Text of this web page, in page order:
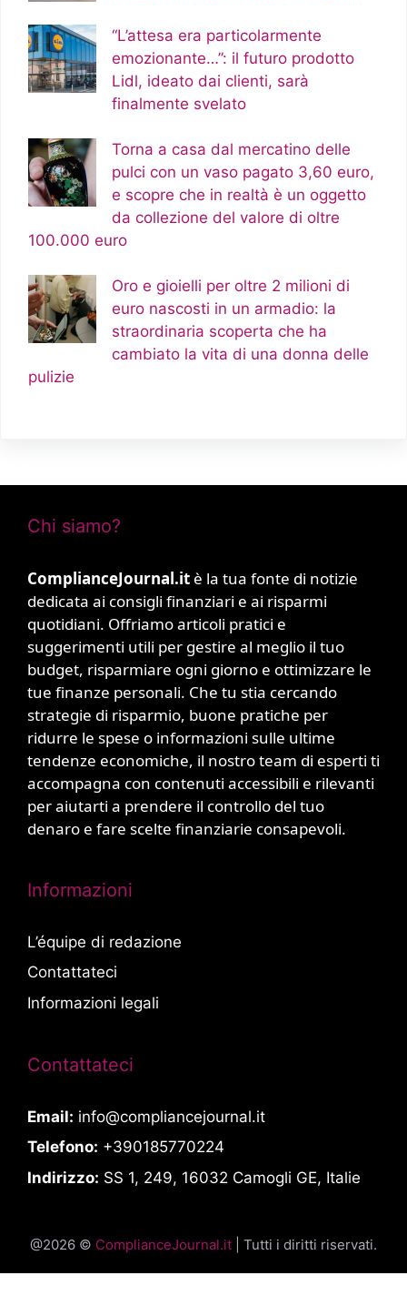
“L’attesa era particolarmente
emozionante…”: il futuro prodotto
Lidl, ideato dai clienti, sarà
finalmente svelato
Torna a casa dal mercatino delle
pulci con un vaso pagato 3,60 euro,
e scopre che in realtà è un oggetto
da collezione del valore di oltre
100.000 euro
Oro e gioielli per oltre 2 milioni di
euro nascosti in un armadio: la
straordinaria scoperta che ha
cambiato la vita di una donna delle
pulizie
Chi siamo?
ComplianceJournal.it è la tua fonte di notizie
dedicata ai consigli finanziari e ai risparmi
quotidiani. Offriamo articoli pratici e
suggerimenti utili per gestire al meglio il tuo
budget, risparmiare ogni giorno e ottimizzare le
tue finanze personali. Che tu stia cercando
strategie di risparmio, buone pratiche per
ridurre le spese o informazioni sulle ultime
tendenze economiche, il nostro team di esperti ti
accompagna con contenuti accessibili e rilevanti
per aiutarti a prendere il controllo del tuo
denaro e fare scelte finanziarie consapevoli.
Informazioni
L’équipe di redazione
Contattateci
Informazioni legali
Contattateci
Email: info@compliancejournal.it
Telefono: +390185770224
Indirizzo: SS 1, 249, 16032 Camogli GE, Italie
@2026 © ComplianceJournal.it | Tutti i diritti riservati.